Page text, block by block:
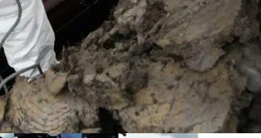
Украинцы За Рубежом: Советы Для Беженцев
Приняли Только Сейчас